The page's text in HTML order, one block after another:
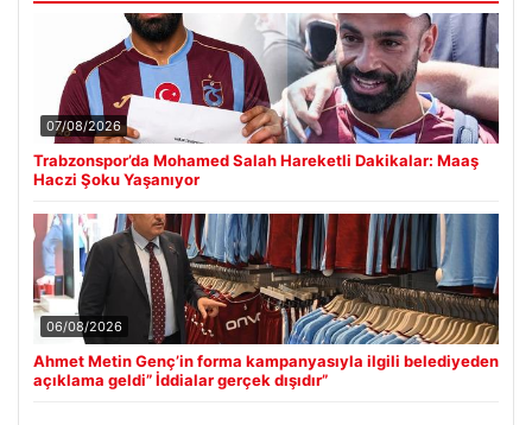
07/08/2026
Trabzonspor’da Mohamed Salah Hareketli Dakikalar: Maaş
Haczi Şoku Yaşanıyor
06/08/2026
Ahmet Metin Genç’in forma kampanyasıyla ilgili belediyeden
açıklama geldi” İddialar gerçek dışıdır”